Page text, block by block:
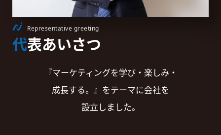
Representative greeting
代表あいさつ
『マーケティングを学び・楽しみ・
成長する。』をテーマに会社を
設立しました。